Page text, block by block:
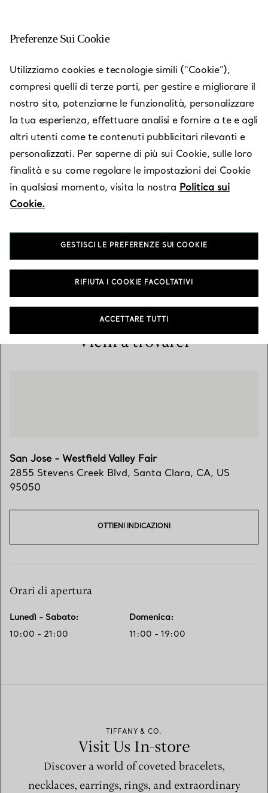
San Jose - Westfield Valley
Fair
Aperto oggi fino alle 21:00
Vieni a trovarci
San Jose - Westfield Valley Fair
2855 Stevens Creek Blvd, Santa Clara, CA, US
95050
OTTIENI INDICAZIONI
Orari di apertura
Lunedì - Sabato:
10:00 - 21:00
Domenica:
11:00 - 19:00
TIFFANY & CO.
Visit Us In-store
Discover a world of coveted bracelets,
necklaces, earrings, rings, and extraordinary
Preferenze Sui Cookie
Utilizziamo cookies e tecnologie simili (“Cookie”),
compresi quelli di terze parti, per gestire e migliorare il
nostro sito, potenziarne le funzionalità, personalizzare
la tua esperienza, effettuare analisi e fornire a te e agli
altri utenti come te contenuti pubblicitari rilevanti e
personalizzati. Per saperne di più sui Cookie, sulle loro
finalità e su come regolare le impostazioni dei Cookie
in qualsiasi momento, visita la nostra Politica sui
Cookie.
GESTISCI LE PREFERENZE SUI COOKIE
RIFIUTA I COOKIE FACOLTATIVI
ACCETTARE TUTTI